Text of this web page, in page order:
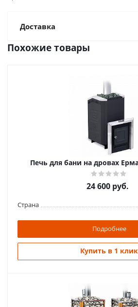
Доставка
Похожие товары
Печь для
24 600руб.
Страна
Подробнее
Купить в 1 клик